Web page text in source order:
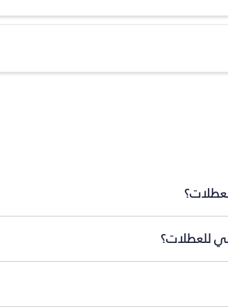
للعطلات؟